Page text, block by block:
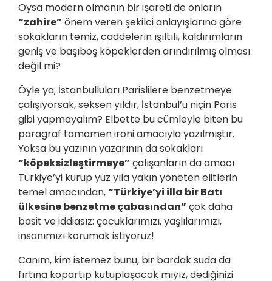
Oysa modern olmanın bir işareti de onların
“zahire” önem veren şekilci anlayışlarına göre
sokakların temiz, caddelerin ışıltılı, kaldırımların
geniş ve başıboş köpeklerden arındırılmış olması
değil mi?
Öyle ya; İstanbulluları Parislilere benzetmeye
çalışıyorsak, seksen yıldır, İstanbul’u niçin Paris
gibi yapmayalım? Elbette bu cümleyle biten bu
paragraf tamamen ironi amacıyla yazılmıştır.
Yoksa bu yazının yazarının da sokakları
“köpeksizleştirmeye” çalışanların da amacı
Türkiye’yi kurup yüz yıla yakın yöneten elitlerin
temel amacından,“Türkiye’yi illa bir Batı
ülkesine benzetme çabasından” çok daha
basit ve iddiasız: çocuklarımızı, yaşlılarımızı,
insanımızı korumak istiyoruz!
Canım, kim istemez bunu, bir bardak suda da
fırtına kopartıp kutuplaşacak mıyız, dediğinizi